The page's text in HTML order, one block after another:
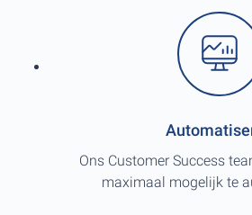
Ons Customer Success
maximaal mogelijk te